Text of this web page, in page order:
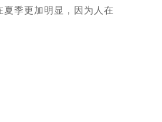
季更加明显，因为人在